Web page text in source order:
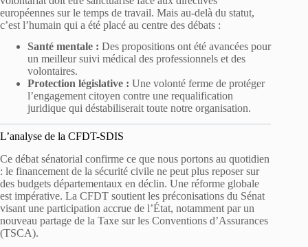
européennes sur le temps de travail. Mais au-delà du statut,
c’est l’humain qui a été placé au centre des débats :
Santé mentale : Des propositions ont été avancées pour
un meilleur suivi médical des professionnels et des
volontaires.
Protection législative : Une volonté ferme de protéger
l’engagement citoyen contre une requalification
juridique qui déstabiliserait toute notre organisation.
L’analyse de la CFDT-SDIS
Ce débat sénatorial confirme ce que nous portons au quotidien
: le financement de la sécurité civile ne peut plus reposer sur
des budgets départementaux en déclin. Une réforme globale
est impérative. La CFDT soutient les préconisations du Sénat
visant une participation accrue de l’État, notamment par un
nouveau partage de la Taxe sur les Conventions d’Assurances
(TSCA).